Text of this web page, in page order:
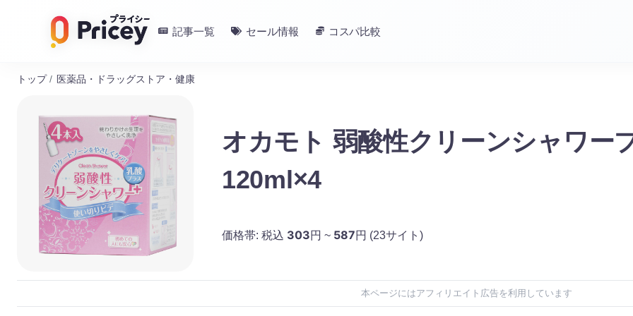
記事一覧 セール情報 コスパ比較
トップ / 医薬品・ドラッグストア・健康
オカモト 弱酸性クリーンシャワー
120ml×4
価格帯: 税込 303円 ~ 587円 (23サイト)
本ページにはアフィリエイト広告を利用しています